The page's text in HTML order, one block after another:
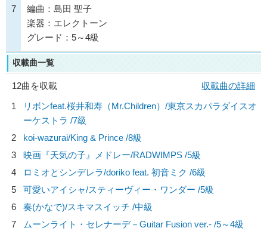
7
編曲：島田 聖子
楽器：エレクトーン
グレード：5～4級
収載曲一覧
12曲を収載
収載曲の詳細
1
リボンfeat.桜井和寿（Mr.Children）/東京スカパラダイスオ
ーケストラ /7級
2
koi-wazurai/King & Prince /8級
3
映画『天気の子』メドレー/RADWIMPS /5級
4
ロミオとシンデレラ/doriko feat. 初音ミク /6級
5
可愛いアイシャ/スティーヴィー・ワンダー /5級
6
奏(かなで)/スキマスイッチ /中級
7
ムーンライト・セレナーデ－Guitar Fusion ver.- /5～4級